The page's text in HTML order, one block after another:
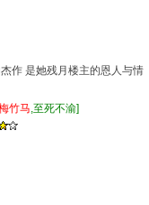
作 是她残月楼主的恩人与情
竹马,至死不渝]